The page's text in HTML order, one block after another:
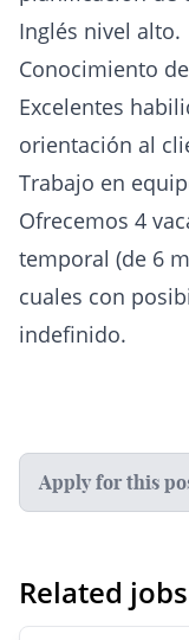
Inglés nivel alto.
Conocimiento
Excelentes
orientación al
Trabajo en
Ofrecemos 4
temporal (de 6
cuales con
indefinido.
Apply for this
Related jobs